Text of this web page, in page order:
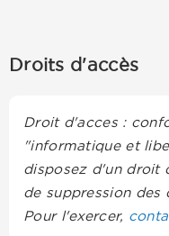
Droits d'accès
Droit d'acces :
"informatique et
disposez d'un droit
de suppression des
Pour l'exercer,